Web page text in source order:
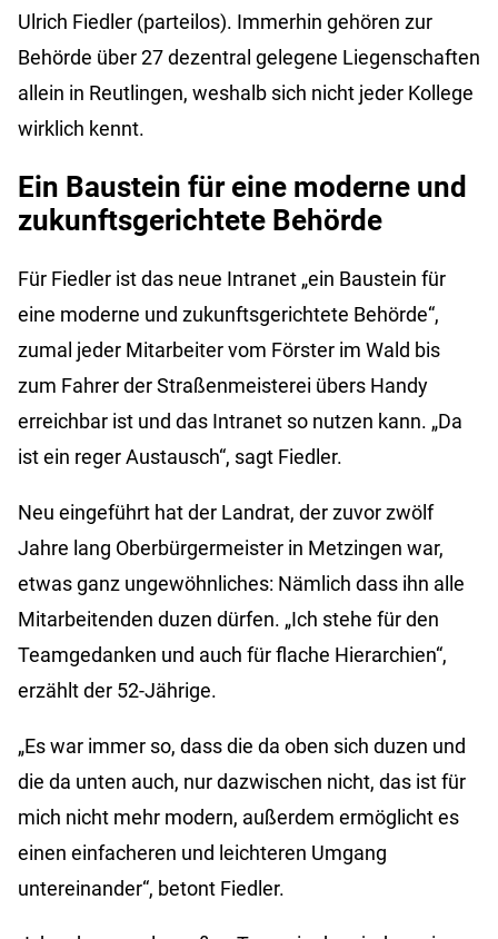
Ulrich Fiedler (parteilos). Immerhin gehören zur
Behörde über 27 dezentral gelegene Liegenschaften
allein in Reutlingen, weshalb sich nicht jeder Kollege
wirklich kennt.
Ein Baustein für eine moderne und
zukunftsgerichtete Behörde
Für Fiedler ist das neue Intranet „ein Baustein für
eine moderne und zukunftsgerichtete Behörde“,
zumal jeder Mitarbeiter vom Förster im Wald bis
zum Fahrer der Straßenmeisterei übers Handy
erreichbar ist und das Intranet so nutzen kann. „Da
ist ein reger Austausch“, sagt Fiedler.
Neu eingeführt hat der Landrat, der zuvor zwölf
Jahre lang Oberbürgermeister in Metzingen war,
etwas ganz ungewöhnliches: Nämlich dass ihn alle
Mitarbeitenden duzen dürfen. „Ich stehe für den
Teamgedanken und auch für flache Hierarchien“,
erzählt der 52-Jährige.
„Es war immer so, dass die da oben sich duzen und
die da unten auch, nur dazwischen nicht, das ist für
mich nicht mehr modern, außerdem ermöglicht es
einen einfacheren und leichteren Umgang
untereinander“, betont Fiedler.